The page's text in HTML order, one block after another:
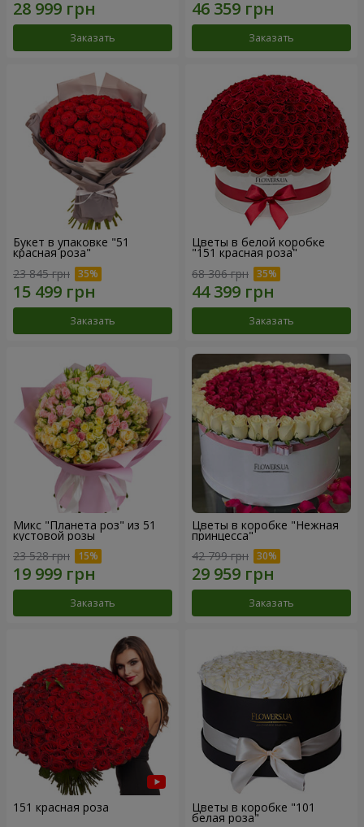
Заказать Заказать
Букет в упаковке "51
красная роза"
23 845 грн
Заказать
Цветы в белой коробке
"151 красная роза"
68 306 грн
Заказать
Микс "Планета роз" из 51
кустовой розы
23 528 грн
Заказать
Цветы в коробке "Нежная
принцесса"
42 799 грн
Заказать
151 красная роза Цветы в коробке "101
белая роза"